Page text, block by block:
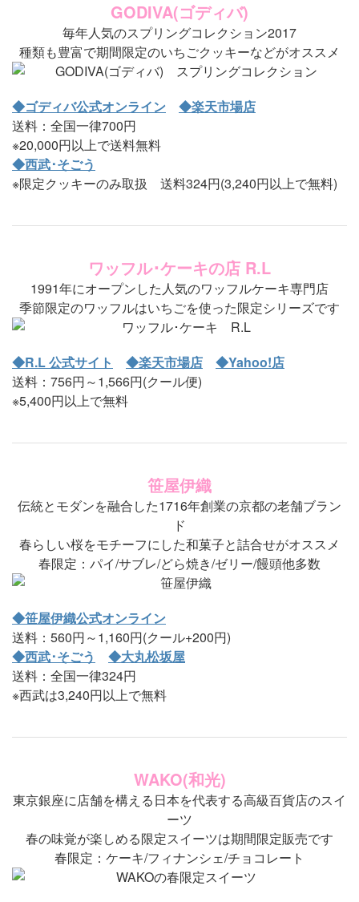
GODIVA(ゴディバ)
毎年人気のスプリングコレクション2017
種類も豊富で期間限定のいちごクッキーなどがオススメ
◆ゴディバ公式オンライン
◆楽天市場店
送料：全国一律700円
※20,000円以上で送料無料
◆西武･そごう
※限定クッキーのみ取扱 送料324円(3,240円以上で無料)
ワッフル･ケーキの店 R.L
1991年にオープンした人気のワッフルケーキ専門店
季節限定のワッフルはいちごを使った限定シリーズです
◆R.L 公式サイト ◆楽天市場店
◆Yahoo!店
送料：756円～1,566円(クール便)
※5,400円以上で無料
笹屋伊織
伝統とモダンを融合した1716年創業の京都の老舗ブラン
ド
春らしい桜をモチーフにした和菓子と詰合せがオススメ
春限定：パイ/サブレ/どら焼き/ゼリー/饅頭他多数
◆笹屋伊織公式オンライン
送料：560円～1,160円(クール+200円)
◆西武･そごう
◆大丸松坂屋
送料：全国一律324円
※西武は3,240円以上で無料
WAKO(和光)
東京銀座に店舗を構える日本を代表する高級百貨店のスイ
ーツ
春の味覚が楽しめる限定スイーツは期間限定販売です
春限定：ケーキ/フィナンシェ/チョコレート